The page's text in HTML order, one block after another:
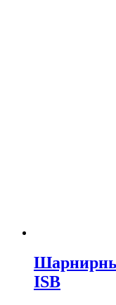
ISB